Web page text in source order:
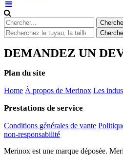
DEMANDEZ UN
Plan du site
Home À propos de Merinox Les
Prestations de service
Conditions générales de vante
non-responsabilité
Merinox est une marque déposée.